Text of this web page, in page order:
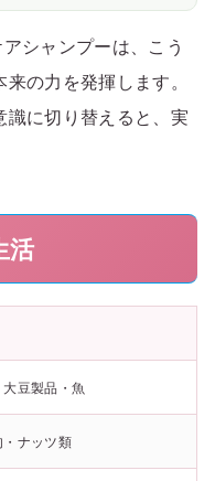
シャンプーは、こう
の力を発揮します。
識に切り替えると、実
活
豆製品・魚
ナッツ類